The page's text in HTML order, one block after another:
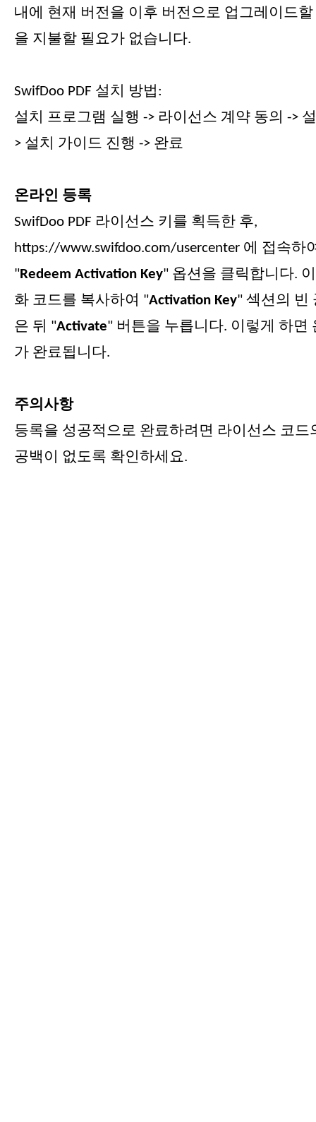
내에 현재 버전을 이후 버전으로 업그레이드
을 지불할 필요가 없습니다.
SwifDoo PDF 설치 방법:
설치 프로그램 실행 -> 라이선스 계약 동의 ->
> 설치 가이드 진행 -> 완료
온라인 등록
SwifDoo PDF 라이선스 키를 획득한 후,
https://www.swifdoo.com/usercenter 에 접속하
"Redeem Activation Key" 옵션을 클릭합니다.
화 코드를 복사하여 "Activation Key" 섹션의 빈
은 뒤 "Activate" 버튼을 누릅니다. 이렇게 하면
가 완료됩니다.
주의사항
등록을 성공적으로 완료하려면 라이선스 코드
공백이 없도록 확인하세요.